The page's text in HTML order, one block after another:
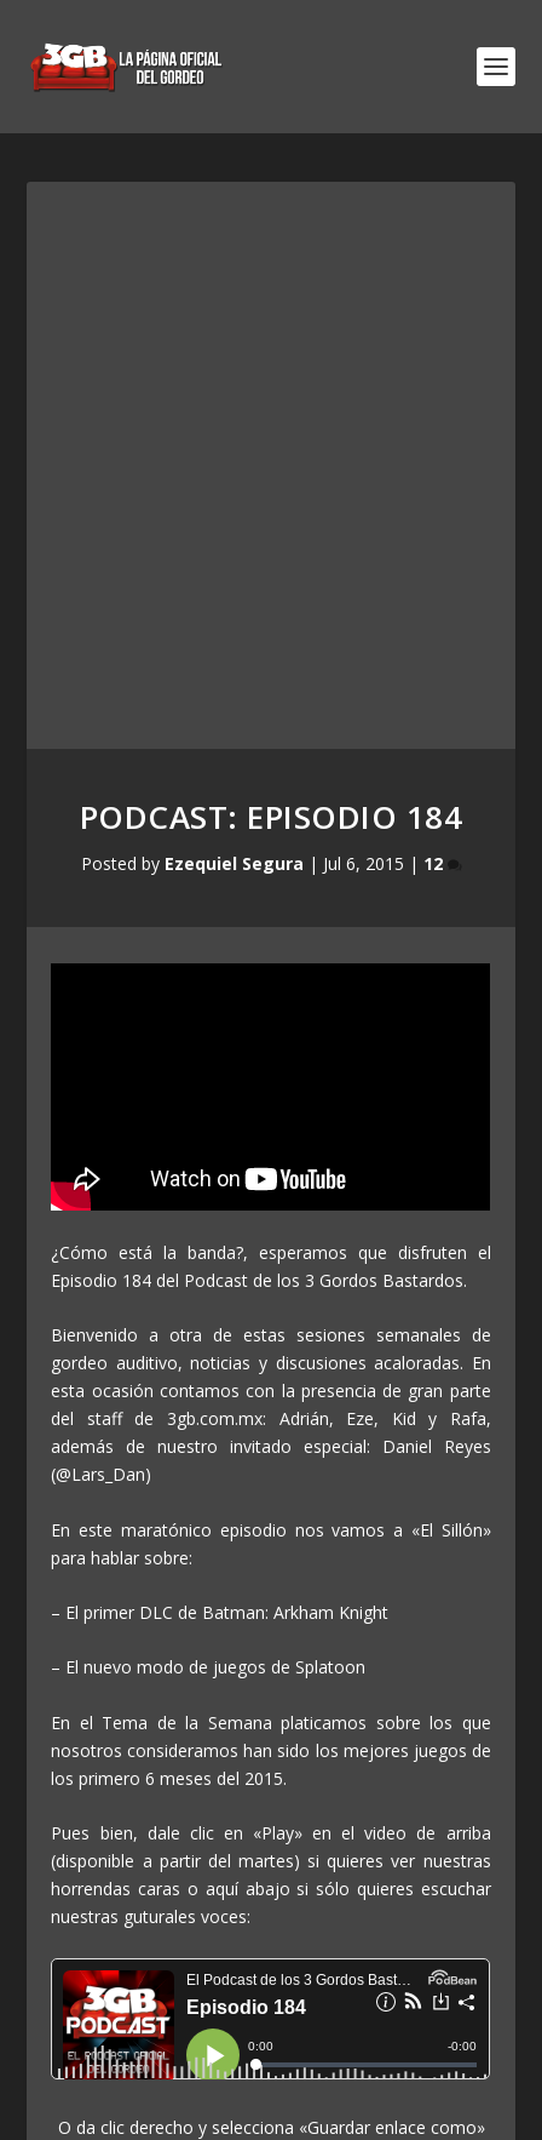
PODCAST: EPISODIO 184
Posted by Ezequiel Segura | Jul 6, 2015 | 12
¿Cómo está la banda?, esperamos que disfruten el
Episodio 184 del Podcast de los 3 Gordos Bastardos.
Bienvenido a otra de estas sesiones semanales de
gordeo auditivo, noticias y discusiones acaloradas. En
esta ocasión contamos con la presencia de gran parte
del staff de 3gb.com.mx: Adrián, Eze, Kid y Rafa,
además de nuestro invitado especial: Daniel Reyes
(@Lars_Dan)
En este maratónico episodio nos vamos a «El Sillón»
para hablar sobre:
– El primer DLC de Batman: Arkham Knight
– El nuevo modo de juegos de Splatoon
En el Tema de la Semana platicamos sobre los que
nosotros consideramos han sido los mejores juegos de
los primero 6 meses del 2015.
Pues bien, dale clic en «Play» en el video de arriba
(disponible a partir del martes) si quieres ver nuestras
horrendas caras o aquí abajo si sólo quieres escuchar
nuestras guturales voces:
O da clic derecho y selecciona «Guardar enlace como»